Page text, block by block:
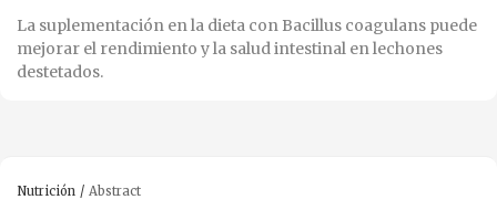
La suplementación en la dieta con Bacillus coagulans puede
mejorar el rendimiento y la salud intestinal en lechones
destetados.
Nutrición Abstract